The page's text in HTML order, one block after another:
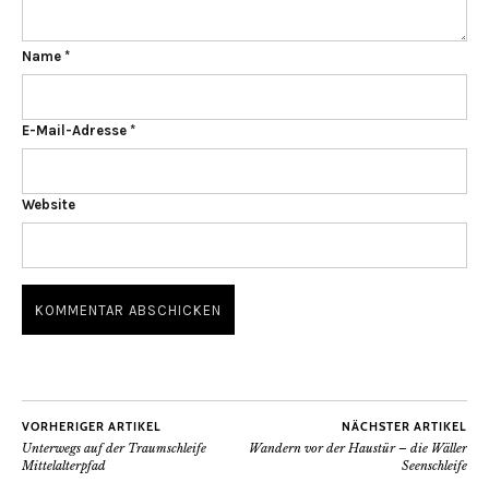
Name *
E-Mail-Adresse *
Website
VORHERIGER ARTIKEL
Unterwegs auf der Traumschleife
Mittelalterpfad
NÄCHSTER ARTIKEL
Wandern vor der Haustür – die Wäller
Seenschleife